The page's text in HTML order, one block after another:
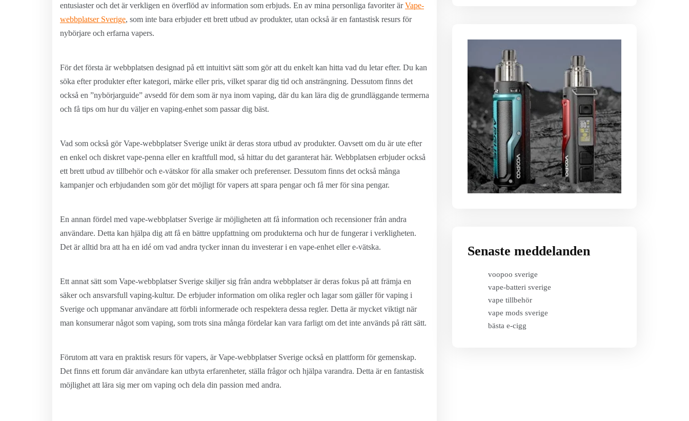
entusiaster och det är verkligen en överflöd av information som erbjuds. En av mina personliga favoriter ärVape-
webbplatser Sverige, som inte bara erbjuder ett brett utbud av produkter, utan också är en fantastisk resurs för
nybörjare och erfarna vapers.
För det första är webbplatsen designad på ett intuitivt sätt som gör att du enkelt kan hitta vad du letar efter. Du kan
söka efter produkter efter kategori, märke eller pris, vilket sparar dig tid och ansträngning. Dessutom finns det
också en ”nybörjarguide” avsedd för dem som är nya inom vaping, där du kan lära dig de grundläggande termerna
och få tips om hur du väljer en vaping-enhet som passar dig bäst.
Vad som också gör Vape-webbplatser Sverige unikt är deras stora utbud av produkter. Oavsett om du är ute efter
en enkel och diskret vape-penna eller en kraftfull mod, så hittar du det garanterat här. Webbplatsen erbjuder också
ett brett utbud av tillbehör och e-vätskor för alla smaker och preferenser. Dessutom finns det också många
kampanjer och erbjudanden som gör det möjligt för vapers att spara pengar och få mer för sina pengar.
En annan fördel med vape-webbplatser Sverige är möjligheten att få information och recensioner från andra
användare. Detta kan hjälpa dig att få en bättre uppfattning om produkterna och hur de fungerar i verkligheten.
Det är alltid bra att ha en idé om vad andra tycker innan du investerar i en vape-enhet eller e-vätska.
Ett annat sätt som Vape-webbplatser Sverige skiljer sig från andra webbplatser är deras fokus på att främja en
säker och ansvarsfull vaping-kultur. De erbjuder information om olika regler och lagar som gäller för vaping i
Sverige och uppmanar användare att förbli informerade och respektera dessa regler. Detta är mycket viktigt när
man konsumerar något som vaping, som trots sina många fördelar kan vara farligt om det inte används på rätt sätt.
Förutom att vara en praktisk resurs för vapers, är Vape-webbplatser Sverige också en plattform för gemenskap.
Det finns ett forum där användare kan utbyta erfarenheter, ställa frågor och hjälpa varandra. Detta är en fantastisk
möjlighet att lära sig mer om vaping och dela din passion med andra.
Senaste meddelanden
voopoo sverige
vape-batteri sverige
vape tillbehör
vape mods sverige
bästa e-cigg